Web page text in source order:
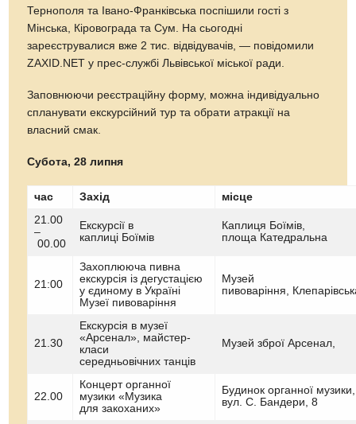
Тернополя та Івано-Франківська поспішили гості з
Мінська, Кіровограда та Сум. На сьогодні
зареєструвалися вже 2 тис. відвідувачів, — повідомили
ZAXID.NET у прес-службі Львівської міської ради.
Заповнюючи реєстраційну форму, можна індивідуально
спланувати екскурсійний тур та обрати атракції на
власний смак.
Субота, 28 липня
час Захід
місце
21.00
–
00.00
Екскурсії в
каплиці Боїмів
Каплиця Боїмів,
площа Катедральна
21:00
Захоплююча пивна
екскурсія із дегустацією
у єдиному в Україні
Музеї пивоваріння
Музей
пивоваріння,
21.30
Екскурсія в музеї
«Арсенал», майстер-
класи
середньовічних танців
Музей зброї Арсенал,
22.00
Концерт органної
музики «Музика
для закоханих»
Будинок органної музики,
вул. С. Бандери, 8